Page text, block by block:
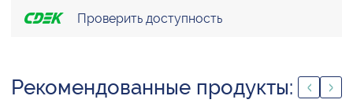
Проверить доступность
Рекомендованные продукты: